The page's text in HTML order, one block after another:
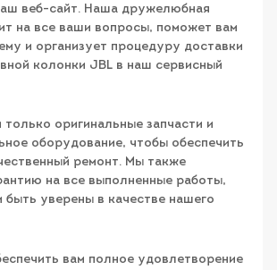
веб-сайт. Наша дружелюбная
на все ваши вопросы, поможет вам
и организует процедуру доставки
колонки JBL в наш сервисный
оригинальные запчасти и
оборудование, чтобы обеспечить
ремонт. Мы также
на все выполненные работы,
быть уверены в качестве нашего
вам полное удовлетворение